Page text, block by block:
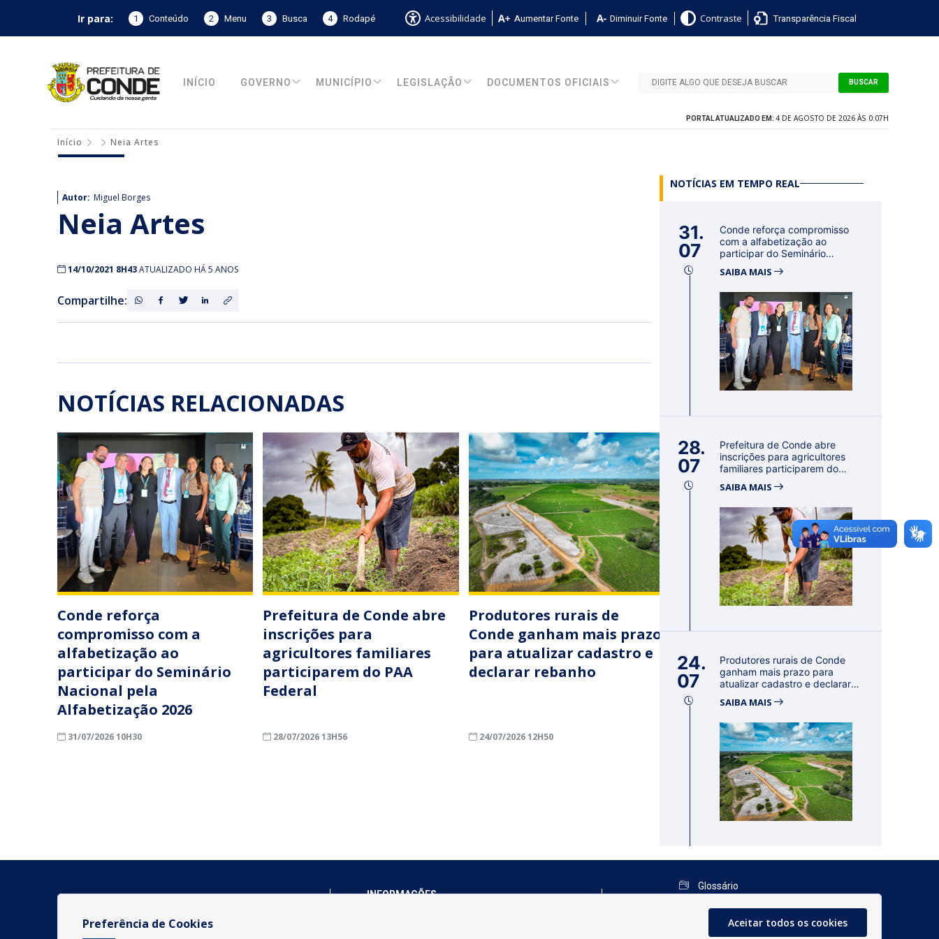
Ir para: 1 Conteúdo 2 Menu 3 Busca 4 Rodapé Acessibilidade Aumentar Fonte Diminuir Fonte Contraste Transparência Fiscal
INÍCIO GOVERNO MUNICÍPIO LEGISLAÇÃO DOCUMENTOS OFICIAIS BUSCAR
PORTAL ATUALIZADO EM: 4 DE AGOSTO DE 2026 ÀS 0:07H
Início Neia Artes
Autor: Miguel Borges
Neia Artes
14/10/2021 8H43ATUALIZADO HÁ 5 ANOS
Compartilhe:
NOTÍCIAS RELACIONADAS
Conde reforça
compromisso com a
alfabetização ao
participar do Seminário
Nacional pela
Alfabetização 2026
31/07/2026 10H30
Prefeitura de Conde abre
inscrições para
agricultores familiares
participarem do PAA
Federal
28/07/2026 13H56
Produtores rurais de
Conde ganham mais prazo
para atualizar cadastro e
declarar rebanho
24/07/2026 12H50
NOTÍCIAS EM TEMPO REAL
31.
07
Conde reforça compromisso
com a alfabetização ao
participar do Seminário
SAIBA MAIS
28.
07
Prefeitura de Conde abre
inscrições para agricultores
familiares participarem do
SAIBA MAIS
24.
07
Produtores rurais de Conde
ganham mais prazo para
atualizar cadastro e declarar
SAIBA MAIS
INFORMAÇÕES
Glossário
Mapa do Site
Perguntas Frequentes
Preferência de Cookies Aceitar todos os cookies